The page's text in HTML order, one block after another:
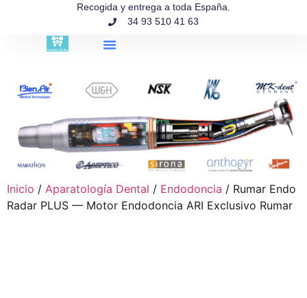
Recogida y entrega a toda España.
34 93 510 41 63
Inicio / Aparatología Dental / Endodoncia / Rumar Endo
Radar PLUS — Motor Endodoncia ARI Exclusivo Rumar